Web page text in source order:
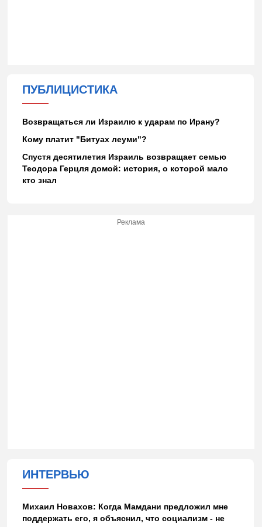
ПУБЛИЦИСТИКА
Возвращаться ли Израилю к ударам по Ирану?
Кому платит "Битуах леуми"?
Спустя десятилетия Израиль возвращает семью
Теодора Герцля домой: история, о которой мало
кто знал
Реклама
ИНТЕРВЬЮ
Михаил Новахов: Когда Мамдани предложил мне
поддержать его, я объяснил, что социализм - не